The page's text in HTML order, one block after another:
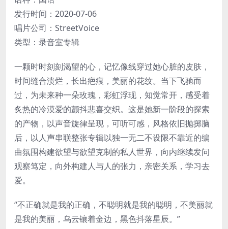
发行时间：2020-07-06
唱片公司：StreetVoice
类型：录音室专辑
一颗时时刻刻渴望的心，记忆像线穿过她心脏的皮肤，
时间缝合溃烂，长出疤痕，美丽的花纹。当下飞驰而
过，为未来种一朵玫瑰，彩虹浮现，知觉常开，感受着
炙热的冷漠爱的颤抖悲喜交织。这是她新一阶段的探索
的产物，以声音旋律呈现，可听可感，风格依旧抛掷脑
后，以人声串联整张专辑以独一无二不设限不靠近的编
曲氛围构建欲望与欲望克制的私人世界，向内继续发问
观察笃定，向外构建人与人的张力，亲密关系，学习去
爱。
“不正确就是我的正确，不聪明就是我的聪明，不美丽就
是我的美丽，乌云镶着金边，黑色抖落星辰。”